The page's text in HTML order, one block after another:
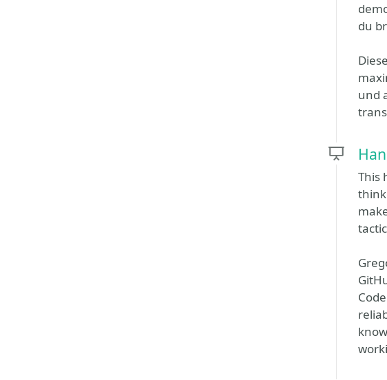
du
und
This